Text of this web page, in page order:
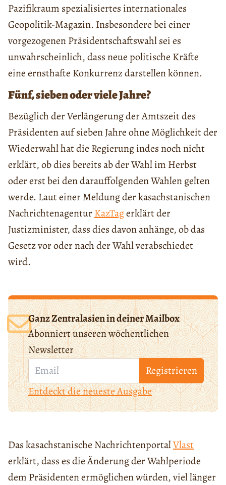
Pazifikraum spezialisiertes internationales
Geopolitik-Magazin. Insbesondere bei einer
vorgezogenen Präsidentschaftswahl sei es
unwahrscheinlich, dass neue politische Kräfte
eine ernsthafte Konkurrenz darstellen können.
Fünf, sieben oder viele Jahre?
Bezüglich der Verlängerung der Amtszeit des
Präsidenten auf sieben Jahre ohne Möglichkeit der
Wiederwahl hat die Regierung indes noch nicht
erklärt, ob dies bereits ab der Wahl im Herbst
oder erst bei den darauffolgenden Wahlen gelten
werde. Laut einer Meldung der kasachstanischen
NachrichtenagenturKazTagerklärt der
Justizminister, dass dies davon anhänge, ob das
Gesetz vor oder nach der Wahl verabschiedet
wird.
Ganz Zentralasien in deiner Mailbox
Abonniert unseren wöchentlichen
Newsletter
Registrieren
Entdeckt die neueste Ausgabe
Das kasachstanische NachrichtenportalVlast
erklärt, dass es die Änderung der Wahlperiode
dem Präsidenten ermöglichen würden, viel länger